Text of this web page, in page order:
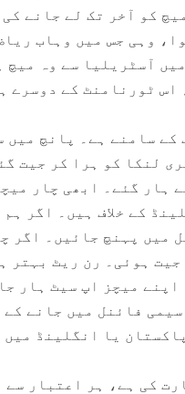
کو آخر تک لے جانے
میں ہوا، وہی جس میں
آسٹریلیا سے وہ میچ
اس ٹورنامنٹ کے دوسرے
کے سامنے ہے۔ پانچ
لنکا کو ہرا کر جیت
ہار گئے۔ ابھی چار
کے خلاف ہیں۔ اگر
میں پہنچ جائیں۔ اگر
ہوئی۔ رن ریٹ بہتر
میچز اپ سیٹ ہار
فائنل میں جانے
یا انگلینڈ میں
کی ہے، ہر اعتبار